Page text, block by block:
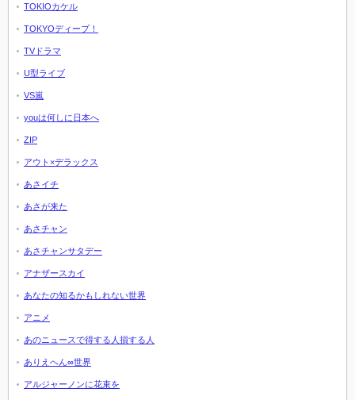
TOKIOカケル
TOKYOディープ！
TVドラマ
U型ライブ
VS嵐
youは何しに日本へ
ZIP
アウト×デラックス
あさイチ
あさが来た
あさチャン
あさチャンサタデー
アナザースカイ
あなたの知るかもしれない世界
アニメ
あのニュースで得する人損する人
ありえへん∞世界
アルジャーノンに花束を